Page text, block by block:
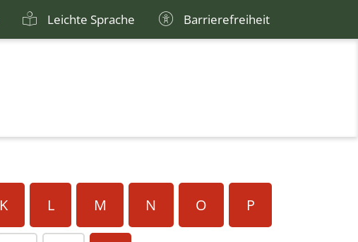
Leichte Sprache Barrierefreiheit
K L M N O P